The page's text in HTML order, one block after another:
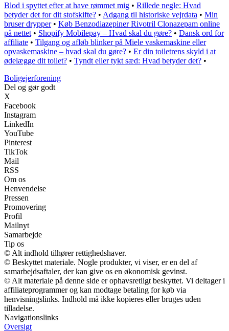
Blod i spyttet efter at have rømmet mig • Rillede negle: Hvad
betyder det for dit stofskifte? • Adgang til historiske vejrdata • Min
bruser drypper• Køb Benzodiazepiner Rivotril Clonazepam online
på nettet • Shopify Mobilepay – Hvad skal du gøre? • Dansk ord for
affiliate • Tilgang og afløb blinker på Miele vaskemaskine eller
opvaskemaskine – hvad skal du gøre? • Er din toiletrens skyld i at
ødelægge dit toilet? • Tyndt eller tykt sæd: Hvad betyder det? •
Boligejerforening
Del og gør godt
X
Facebook
Instagram
LinkedIn
YouTube
Pinterest
TikTok
Mail
RSS
Om os
Henvendelse
Pressen
Promovering
Profil
Mailnyt
Samarbejde
Tip os
© Alt indhold tilhører rettighedshaver.
© Beskyttet materiale. Nogle produkter, vi viser, er en del af
samarbejdsaftaler, der kan give os en økonomisk gevinst.
© Alt materiale på denne side er ophavsretligt beskyttet. Vi deltager i
affiliateprogrammer og kan modtage betaling for køb via
henvisningslinks. Indhold må ikke kopieres eller bruges uden
tilladelse.
Navigationslinks
Oversigt